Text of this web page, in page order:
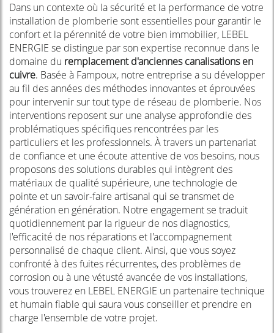
Dans un contexte où la sécurité et la performance de votre
installation de plomberie sont essentielles pour garantir le
confort et la pérennité de votre bien immobilier, LEBEL
ENERGIE se distingue par son expertise reconnue dans le
domaine du remplacement d'anciennes canalisations en
cuivre. Basée à Fampoux, notre entreprise a su développer
au fil des années des méthodes innovantes et éprouvées
pour intervenir sur tout type de réseau de plomberie. Nos
interventions reposent sur une analyse approfondie des
problématiques spécifiques rencontrées par les
particuliers et les professionnels. À travers un partenariat
de confiance et une écoute attentive de vos besoins, nous
proposons des solutions durables qui intègrent des
matériaux de qualité supérieure, une technologie de
pointe et un savoir-faire artisanal qui se transmet de
génération en génération. Notre engagement se traduit
quotidiennement par la rigueur de nos diagnostics,
l'efficacité de nos réparations et l'accompagnement
personnalisé de chaque client. Ainsi, que vous soyez
confronté à des fuites récurrentes, des problèmes de
corrosion ou à une vétusté avancée de vos installations,
vous trouverez en LEBEL ENERGIE un partenaire technique
et humain fiable qui saura vous conseiller et prendre en
charge l'ensemble de votre projet.